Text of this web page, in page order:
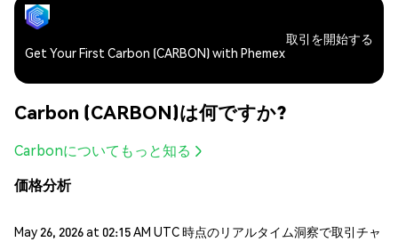
Get Your First Carbon (CARBON) with Phemex
取引を開始する
Carbon (CARBON)は何ですか?
Carbonについてもっと知る
価格分析
May 26, 2026 at 02:15 AM UTC 時点のリアルタイム洞察で取引チャ